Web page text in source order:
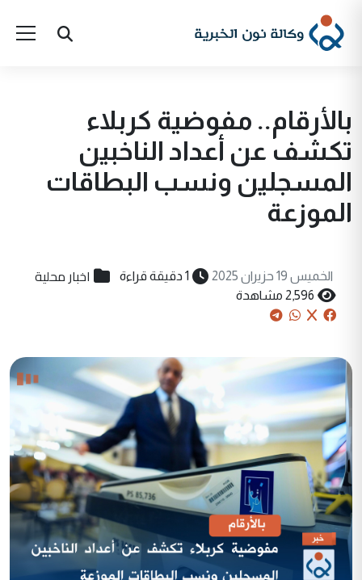
بالأرقام.. مفوضية كربلاء
تكشف عن أعداد الناخبين
المسجلين ونسب البطاقات
الموزعة
الخميس 19 حزيران 2025 1 دقيقة قراءة اخبار محلية
2,596 مشاهدة